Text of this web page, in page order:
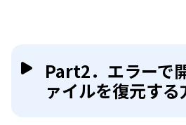
Part2．エラーで
ァイルを復元する